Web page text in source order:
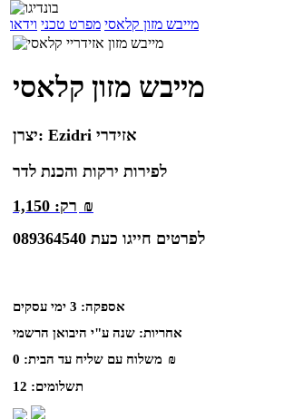
מייבש מזון קלאסי מפרט טכני וידאו
מייבש מזון קלאסי
יצרן:
Ezidri אזידרי
לפירות ירקות והכנת לדר
רק: 1,150
₪
לפרטים חייגו כעת 089364540
אספקה: 3 ימי עסקים
אחריות: שנה ע"י היבואן הרשמי
משלוח עם שליח עד הבית: 0
₪
תשלומים: 12